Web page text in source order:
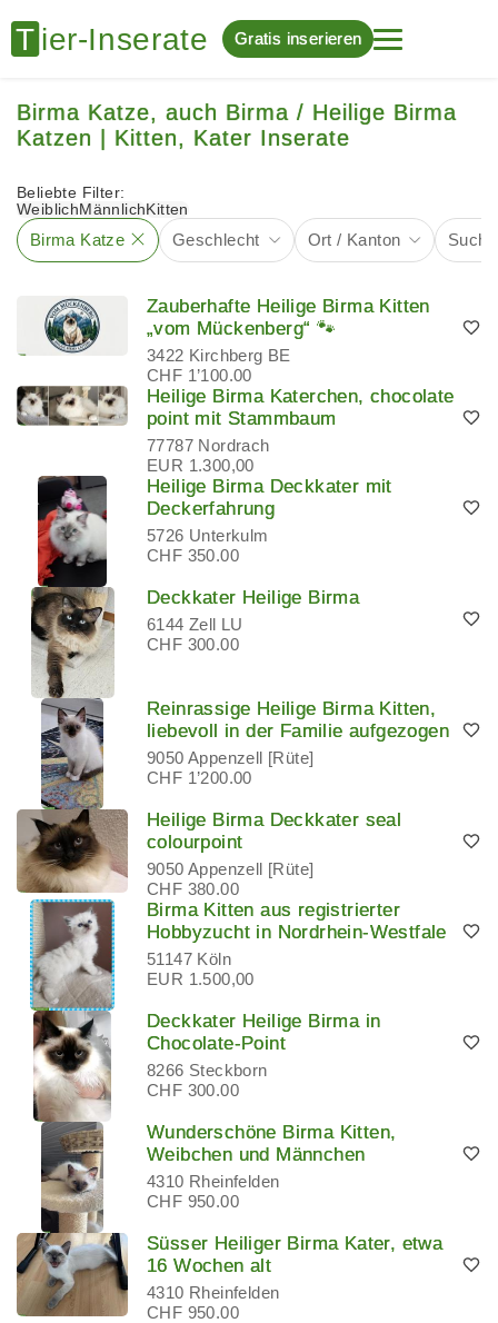
Gratis inserieren
Birma Katze, auch Birma / Heilige Birma
Katzen | Kitten, Kater Inserate
Beliebte Filter:
Weiblich Männlich Kitten
Birma Katze Geschlecht Ort / Kanton
Zauberhafte Heilige Birma Kitten
„vom Mückenberg“ 🐾
3422 Kirchberg BE
CHF 1’100.00
Heilige Birma Katerchen, chocolate
point mit Stammbaum
77787 Nordrach
EUR 1.300,00
Heilige Birma Deckkater mit
Deckerfahrung
5726 Unterkulm
CHF 350.00
Deckkater Heilige Birma
6144 Zell LU
CHF 300.00
Reinrassige Heilige Birma Kitten,
liebevoll in der Familie aufgezogen
9050 Appenzell [Rüte]
CHF 1’200.00
Heilige Birma Deckkater seal
colourpoint
9050 Appenzell [Rüte]
CHF 380.00
Birma Kitten aus registrierter
Hobbyzucht in Nordrhein-Westfale
51147 Köln
EUR 1.500,00
Deckkater Heilige Birma in
Chocolate-Point
8266 Steckborn
CHF 300.00
Wunderschöne Birma Kitten,
Weibchen und Männchen
4310 Rheinfelden
CHF 950.00
Süsser Heiliger Birma Kater, etwa
16 Wochen alt
4310 Rheinfelden
CHF 950.00